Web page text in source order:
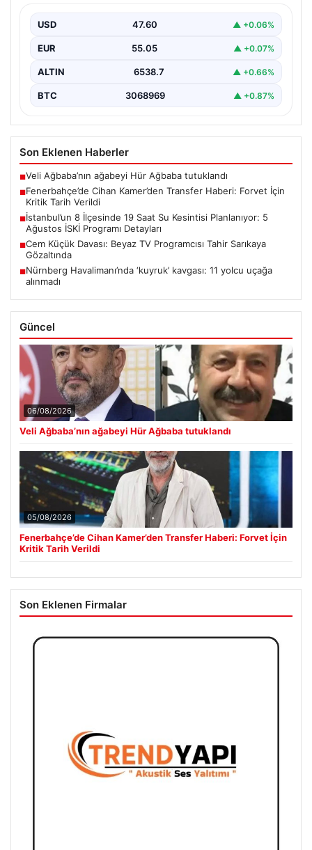
Küçük soruşturması kapsamında, medya sektöründe
tanınan isimlerden…
USD 47.60 ▲ +0.06%
EUR 55.05 ▲ +0.07%
ALTIN 6538.7 ▲ +0.66%
BTC 3068969 ▲ +0.87%
Son Eklenen Haberler
■Veli Ağbaba’nın ağabeyi Hür Ağbaba tutuklandı
■Fenerbahçe’de Cihan Kamer’den Transfer Haberi: Forvet İçin
Kritik Tarih Verildi
■İstanbul’un 8 İlçesinde 19 Saat Su Kesintisi Planlanıyor: 5
Ağustos İSKİ Programı Detayları
■Cem Küçük Davası: Beyaz TV Programcısı Tahir Sarıkaya
Gözaltında
■Nürnberg Havalimanı’nda ‘kuyruk’ kavgası: 11 yolcu uçağa
alınmadı
Güncel
06/08/2026
Veli Ağbaba’nın ağabeyi Hür Ağbaba tutuklandı
05/08/2026
Fenerbahçe’de Cihan Kamer’den Transfer Haberi: Forvet İçin
Kritik Tarih Verildi
Son Eklenen Firmalar